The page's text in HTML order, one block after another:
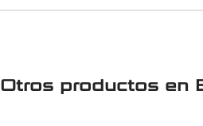
Otros productos en